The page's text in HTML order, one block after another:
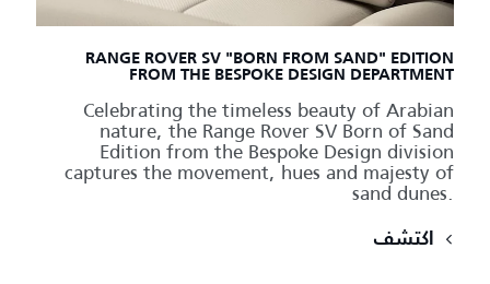
RANGE ROVER SV "BORN FROM SAND" EDITION
FROM THE BESPOKE DESIGN DEPARTMENT
Celebrating the timeless beauty of Arabian
nature, the Range Rover SV Born of Sand
Edition from the Bespoke Design division
captures the movement, hues and majesty of
sand dunes.
اكتشف